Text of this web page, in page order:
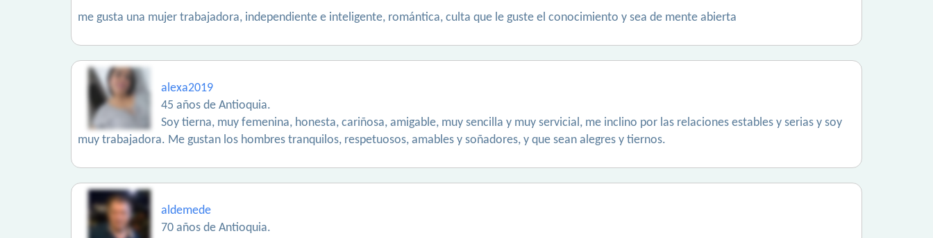
me gusta una mujer trabajadora, independiente e inteligente, romántica, culta que le guste el conocimiento y sea de mente abierta
alexa2019
45 años de Antioquia.
Soy tierna, muy femenina, honesta, cariñosa, amigable, muy sencilla y muy servicial, me inclino por las relaciones estables y serias y soy
muy trabajadora. Me gustan los hombres tranquilos, respetuosos, amables y soñadores, y que sean alegres y tiernos.
aldemede
70 años de Antioquia.